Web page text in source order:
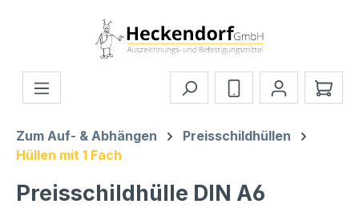
Zum Hauptinhalt springen
Zum Auf- & Abhängen
Preisschildhüllen
Hüllen mit 1 Fach
Preisschildhülle DIN A6